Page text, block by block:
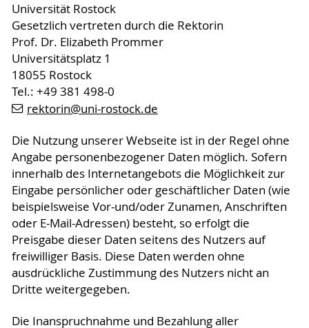
Universität Rostock
Gesetzlich vertreten durch die Rektorin
Prof. Dr. Elizabeth Prommer
Universitätsplatz 1
18055 Rostock
Tel.: +49 381 498-0
rektorin@uni-rostock.de
Die Nutzung unserer Webseite ist in der Regel ohne
Angabe personenbezogener Daten möglich. Sofern
innerhalb des Internetangebots die Möglichkeit zur
Eingabe persönlicher oder geschäftlicher Daten (wie
beispielsweise Vor-und/oder Zunamen, Anschriften
oder E-Mail-Adressen) besteht, so erfolgt die
Preisgabe dieser Daten seitens des Nutzers auf
freiwilliger Basis. Diese Daten werden ohne
ausdrückliche Zustimmung des Nutzers nicht an
Dritte weitergegeben.
Die Inanspruchnahme und Bezahlung aller